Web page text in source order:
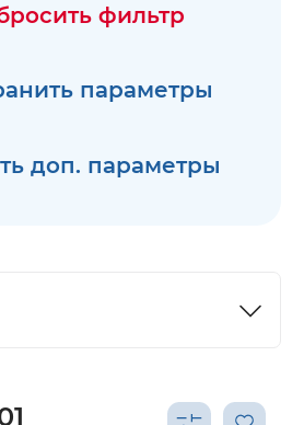
доп. параметры
параметры
фильтр